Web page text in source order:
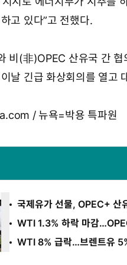
고 있다”고 전했다.
비(非)OPEC 산유국 간
날 긴급 화상회의를 열고
/ 뉴욕=박용 특파원
국제유가 선물, OPEC+ 산
WTI 1.3% 하락 마감
WTI 8% 급락…브렌트유